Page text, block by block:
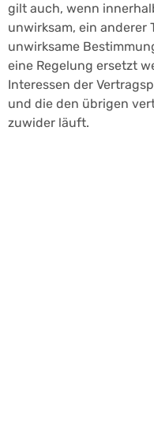
gilt auch, wenn
unwirksam, ein anderer
unwirksame
eine Regelung ersetzt
Interessen der
und die den übrigen
zuwider läuft.